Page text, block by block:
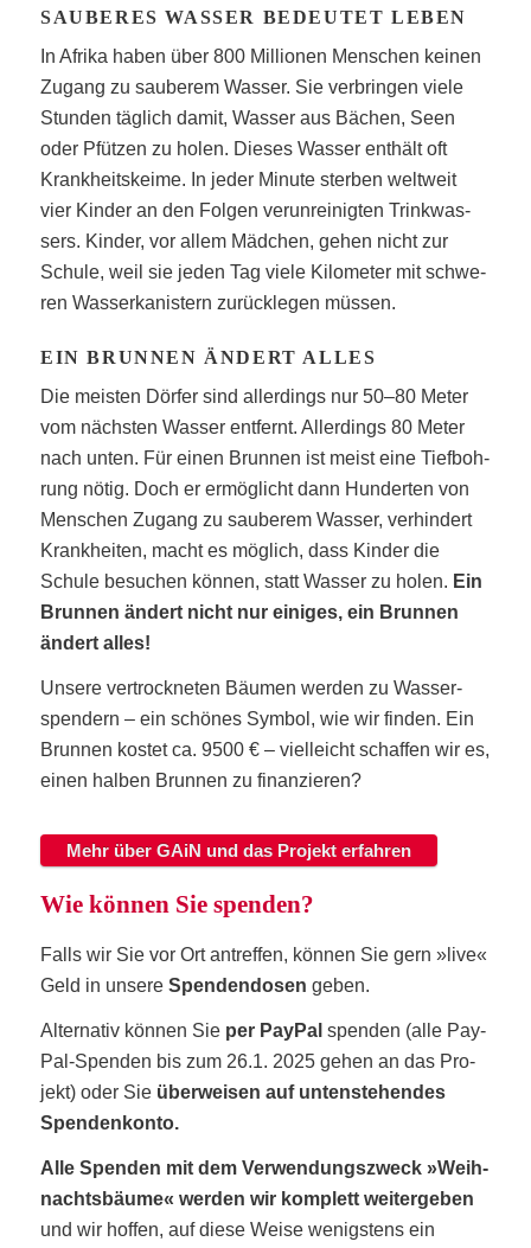
SAU­BE­RES WAS­SER BEDEU­TET LEBEN
In Afri­ka haben über 800 Mil­lio­nen Men­schen kei­nen
Zugang zu sau­be­rem Was­ser. Sie ver­brin­gen vie­le
Stun­den täg­lich damit, Was­ser aus Bächen, Seen
oder Pfüt­zen zu holen. Die­ses Was­ser ent­hält oft
Krank­heits­kei­me. In jeder Minu­te ster­ben welt­weit
vier Kin­der an den Fol­gen ver­un­rei­nig­ten Trink­was­
sers. Kin­der, vor allem Mäd­chen, gehen nicht zur
Schu­le, weil sie jeden Tag vie­le Kilo­me­ter mit schwe­
ren Was­ser­ka­nis­tern zurück­le­gen müssen.
EIN BRUN­NEN ÄNDERT ALLES
Die meis­ten Dör­fer sind aller­dings nur 50–80 Meter
vom nächs­ten Was­ser ent­fernt. Aller­dings 80 Meter
nach unten. Für einen Brun­nen ist meist eine Tief­boh­
rung nötig. Doch er ermög­licht dann Hun­der­ten von
Men­schen Zugang zu sau­be­rem Was­ser, ver­hin­dert
Krank­hei­ten, macht es mög­lich, dass Kin­der die
Schu­le besu­chen kön­nen, statt Was­ser zu holen. Ein
Brun­nen ändert nicht nur eini­ges, ein Brun­nen
ändert alles!
Unse­re ver­trock­ne­ten Bäu­men wer­den zu Was­ser­
spen­dern – ein schö­nes Sym­bol, wie wir fin­den. Ein
Brun­nen kos­tet ca. 9500 € – viel­leicht schaf­fen wir es,
einen hal­ben Brun­nen zu finanzieren?
Mehr über GAiN und das Pro­jekt erfahren
Wie kön­nen Sie spenden?
Falls wir Sie vor Ort antref­fen, kön­nen Sie gern »live«
Geld in unse­reSpen­den­do­sen geben.
Alter­na­tiv kön­nen Sie per Pay­Palspen­den (alle Pay­
Pal-Spen­den bis zum 26.1. 2025 gehen an das Pro­
jekt) oder Sie über­wei­sen auf unten­ste­hen­des
Spendenkonto.
Alle Spen­den mit dem Ver­wen­dungs­zweck »Weih­
nachts­bäu­me« wer­den wir kom­plett wei­ter­ge­ben
und wir hof­fen, auf die­se Wei­se wenigs­tens ein